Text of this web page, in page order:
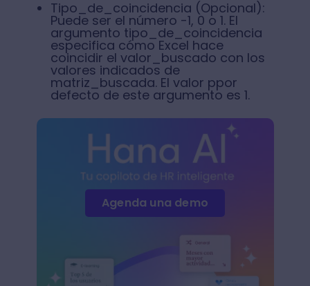
Tipo_de_coincidencia (Opcional):
Puede ser el número -1, 0 o 1. El
argumento tipo_de_coincidencia
especifica cómo Excel hace
coincidir el valor_buscado con los
valores indicados de
matriz_buscada. El valor ppor
defecto de este argumento es 1.
Agenda una demo